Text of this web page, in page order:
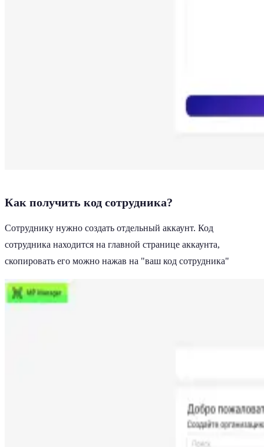
Как получить код сотрудника?
Сотруднику нужно создать отдельный аккаунт. Код
сотрудника находится на главной странице аккаунта,
скопировать его можно нажав на "ваш код сотрудника"